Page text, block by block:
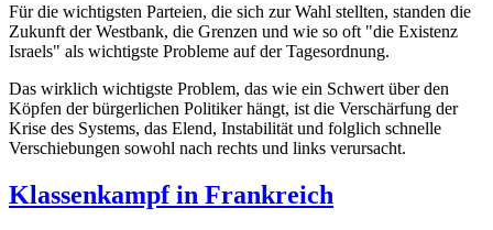
Für die wichtigsten Parteien, die sich zur Wahl stellten, standen die
Zukunft der Westbank, die Grenzen und wie so oft "die Existenz
Israels" als wichtigste Probleme auf der Tagesordnung.
Das wirklich wichtigste Problem, das wie ein Schwert über den
Köpfen der bürgerlichen Politiker hängt, ist die Verschärfung der
Krise des Systems, das Elend, Instabilität und folglich schnelle
Verschiebungen sowohl nach rechts und links verursacht.
Klassenkampf in Frankreich